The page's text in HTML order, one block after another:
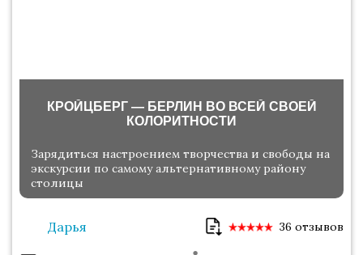
КРОЙЦБЕРГ — БЕРЛИН ВО ВСЕЙ СВОЕЙ
КОЛОРИТНОСТИ
Зарядиться настроением творчества и свободы на
экскурсии по самому альтернативному району
столицы
Дарья 36 отзывов